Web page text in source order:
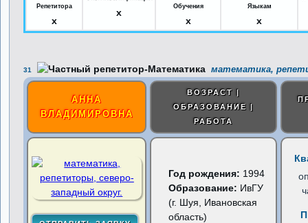
Репетитора
x
x
Обучения
x
Языкам
x
31 математика,
АННА
ВЛАДИМИРОВНА
ВОЗРАСТ |
ОБРАЗОВАНИЕ |
РАБОТА
Год рождения: 1994
Образование: ИвГУ
(г. Шуя, Ивановская
область)